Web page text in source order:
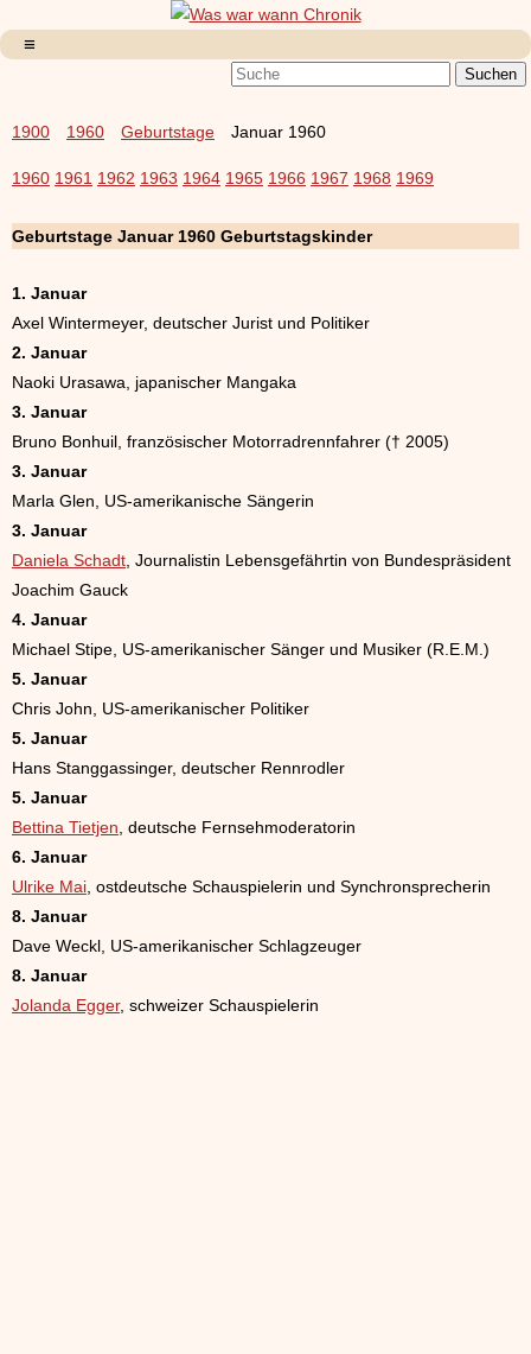
1900 1960 Geburtstage Januar 1960
1960 1961 1962 1963 1964 1965 1966 1967 1968 1969
Geburtstage Januar 1960 Geburtstagskinder
1. Januar
Axel Wintermeyer, deutscher Jurist und Politiker
2. Januar
Naoki Urasawa, japanischer Mangaka
3. Januar
Bruno Bonhuil, französischer Motorradrennfahrer († 2005)
3. Januar
Marla Glen, US-amerikanische Sängerin
3. Januar
Daniela Schadt , Journalistin Lebensgefährtin von Bundespräsident
Joachim Gauck
4. Januar
Michael Stipe, US-amerikanischer Sänger und Musiker (R.E.M.)
5. Januar
Chris John, US-amerikanischer Politiker
5. Januar
Hans Stanggassinger, deutscher Rennrodler
5. Januar
Bettina Tietjen , deutsche Fernsehmoderatorin
6. Januar
Ulrike Mai , ostdeutsche Schauspielerin und Synchronsprecherin
8. Januar
Dave Weckl, US-amerikanischer Schlagzeuger
8. Januar
Jolanda Egger, schweizer Schauspielerin